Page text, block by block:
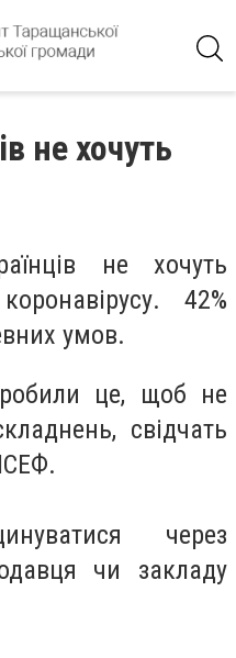
не хочуть
не хочуть
42%
умов.
це, щоб не
свідчать
через
чи закладу